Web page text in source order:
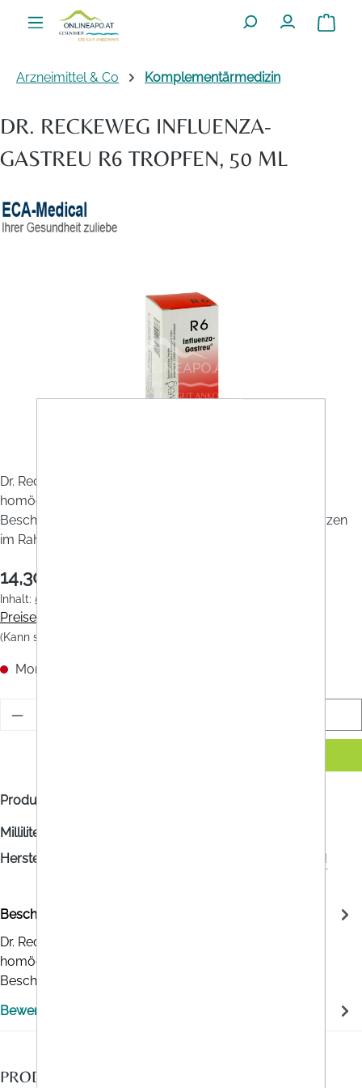
Zum Hauptinhalt springen
Arzneimittel & Co Komplementärmedizin
DR. RECKEWEG INFLUENZA-
GASTREU R6 TROPFEN, 50 ML
Dr. Reckeweg Influenza-Gastreu R6 Tropfen ist eine
homöopathische Arzneispezialität zur Linderung von
Beschwerden wie Schnupfen, Husten und Kopfschmerzen
im Rahmen einer Erkältung.
14,30 €
Inhalt: 50 Milliliter
Preise inkl. MwSt. zzgl. Versandkosten
(Kann sich je nach Land ändern)
Momentan nicht verfügbar
Produktnummer:
Milliliter:
Hersteller/Vertrieb:
Aponova Pharma HandelsgesmbH
Beschreibung
Dr. Reckeweg Influenza-Gastreu R6 Tropfen ist eine
homöopathische Arzneispezialität zur Linderung von
Beschwerden wie Schnup…
Bewertungen
PRODUKTEMPFEHLUNGEN FÜR SIE